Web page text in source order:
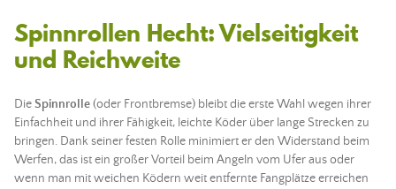
Spinnrollen Hecht: Vielseitigkeit
und Reichweite
DieSpinnrolle(oder Frontbremse) bleibt die erste Wahl wegen ihrer
Einfachheit und ihrer Fähigkeit, leichte Köder über lange Strecken zu
bringen. Dank seiner festen Rolle minimiert er den Widerstand beim
Werfen, das ist ein großer Vorteil beim Angeln vom Ufer aus oder
wenn man mitweichen Ködern weit entfernte Fangplätze erreichen